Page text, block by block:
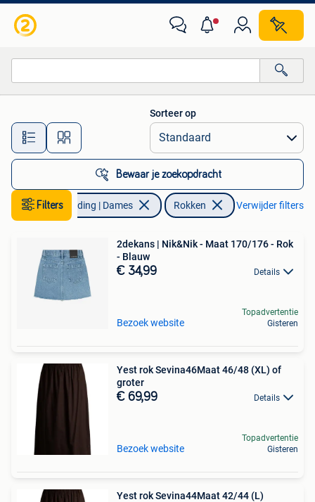
Alle afstanden…
Sorteer op
Bewaar je zoekopdracht
Filters Kleding | Dames Rokken Verwijder filters
2dekans | Nik&Nik - Maat 170/176 - Rok
- Blauw
€ 34,99 Details
Bezoek website
Topadvertentie
Gisteren
Yest rok Sevina46Maat 46/48 (XL) of
groter
€ 69,99 Details
Bezoek website
Topadvertentie
Gisteren
Yest rok Sevina44Maat 42/44 (L)